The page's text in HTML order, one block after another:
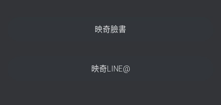
映奇臉書
映奇LINE@